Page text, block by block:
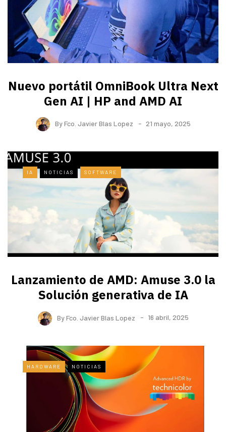
Nuevo portátil OmniBook Ultra ​Next
Gen AI | HP and AMD AI
ByFco. Javier Blas Lopez 21 mayo, 2025
IA NOTICIAS SOFTWARE
Lanzamiento de AMD: Amuse 3.0 la
Solución generativa de IA
ByFco. Javier Blas Lopez 16 abril, 2025
HARDWARE NOTICIAS